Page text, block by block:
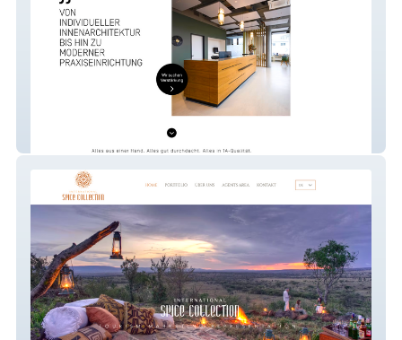
Architekturbüro für Praxisplanung Schweiz